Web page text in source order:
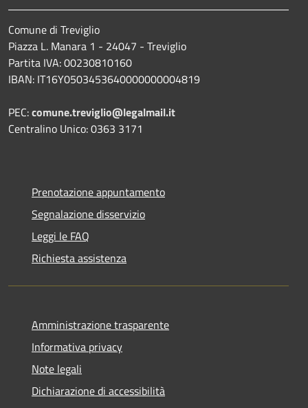
Comune di Treviglio
Piazza L. Manara 1 - 24047 - Treviglio
Partita IVA: 00230810160
IBAN: IT16Y0503453640000000004819
PEC:comune.treviglio@legalmail.it
Centralino Unico: 0363 3171
Prenotazione appuntamento
Segnalazione disservizio
Leggi le FAQ
Richiesta assistenza
Amministrazione trasparente
Informativa privacy
Note legali
Dichiarazione di accessibilità